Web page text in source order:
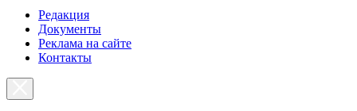
Редакция
Документы
Реклама на сайте
Контакты